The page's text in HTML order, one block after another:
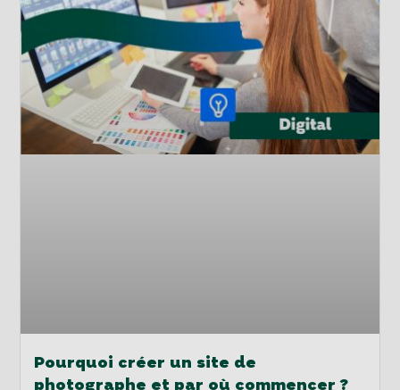
Pourquoi créer un site de
photographe et par où commencer ?